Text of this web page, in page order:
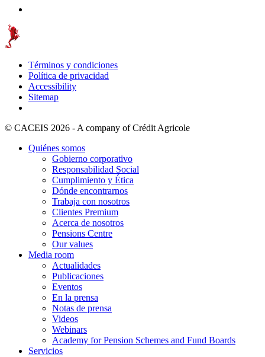
Términos y condiciones
Política de privacidad
Accessibility
Sitemap
© CACEIS 2026 - A company of Crédit Agricole
Quiénes somos
Gobierno corporativo
Responsabilidad Social
Cumplimiento y Ética
Dónde encontrarnos
Trabaja con nosotros
Clientes Premium
Acerca de nosotros
Pensions Centre
Our values
Media room
Actualidades
Publicaciones
Eventos
En la prensa
Notas de prensa
Videos
Webinars
Academy for Pension Schemes and Fund Boards
Servicios